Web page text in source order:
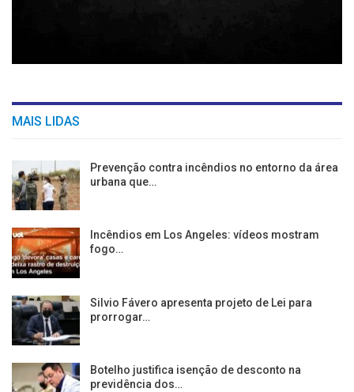
MAIS LIDAS
Prevenção contra incêndios no entorno da área
urbana que…
Incêndios em Los Angeles: vídeos mostram
fogo…
Silvio Fávero apresenta projeto de Lei para
prorrogar…
Botelho justifica isenção de desconto na
previdência dos…